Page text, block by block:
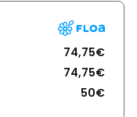
74,75€
74,75€
50€